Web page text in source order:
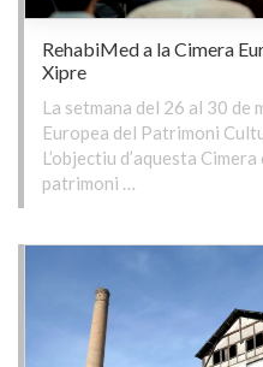
RehabiMed a la Cimera
Xipre
La setmana del 26 al 30 de
Europea del Patrimoni
L’objectiu d’aquesta
patrimoni …